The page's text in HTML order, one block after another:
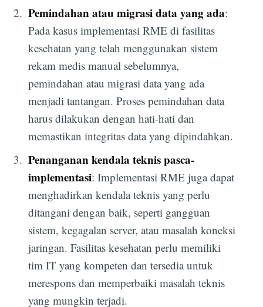
Pemindahan atau migrasi data yang ada:
Pada kasus implementasi RME di fasilitas
kesehatan yang telah menggunakan sistem
rekam medis manual sebelumnya,
pemindahan atau migrasi data yang ada
menjadi tantangan. Proses pemindahan data
harus dilakukan dengan hati-hati dan
memastikan integritas data yang dipindahkan.
Penanganan kendala teknis pasca-
implementasi: Implementasi RME juga dapat
menghadirkan kendala teknis yang perlu
ditangani dengan baik, seperti gangguan
sistem, kegagalan server, atau masalah koneksi
jaringan. Fasilitas kesehatan perlu memiliki
tim IT yang kompeten dan tersedia untuk
merespons dan memperbaiki masalah teknis
yang mungkin terjadi.